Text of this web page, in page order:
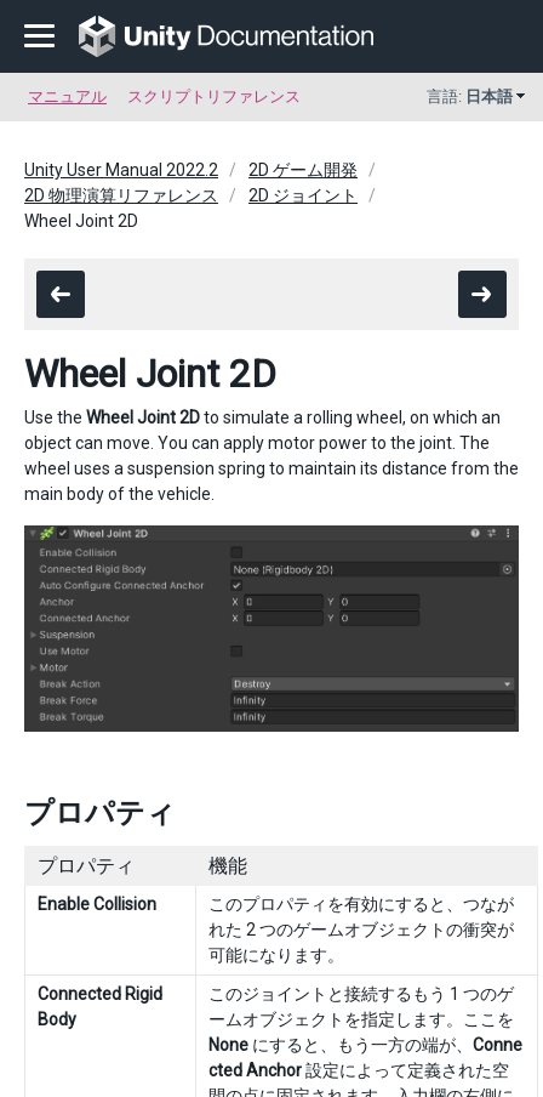
マニュアル スクリプトリファレンス 言語: 日本語
Unity User Manual 2022.2
2D ゲーム開発
2D 物理演算リファレンス
2D ジョイント
Wheel Joint 2D
Wheel Joint 2D
Use the Wheel Joint 2Dto simulate a rolling wheel, on which an
object can move. You can apply motor power to the joint. The
wheel uses a suspension spring to maintain its distance from the
main body of the vehicle.
プロパティ
プロパティ 機能
Enable Collision
このプロパティを有効にすると、つなが
れた 2 つのゲームオブジェクトの衝突が
可能になります。
Connected Rigid
Body
このジョイントと接続するもう 1 つのゲ
ームオブジェクトを指定します。ここを
None にすると、もう一方の端が、 Conne
cted Anchor設定によって定義された空